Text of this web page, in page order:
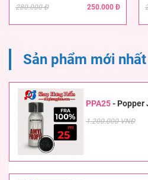
280.000 Đ 250.000 Đ
Sản phẩm mới nhất
PPA25- Popper
1.200.000 VNĐ